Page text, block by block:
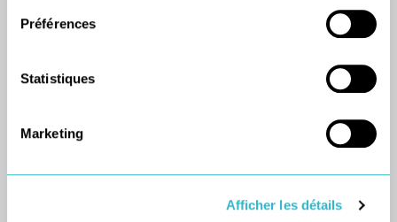
Préférences
Statistiques
Marketing
Afficher les détails